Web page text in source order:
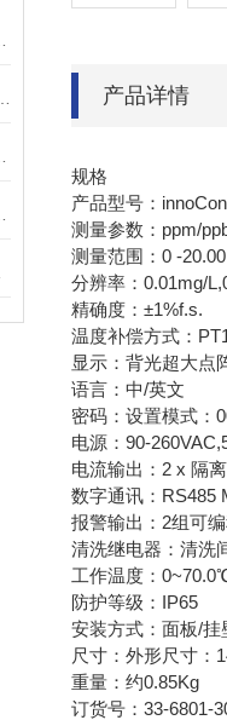
产品详情
规格
产品型号：
测量参数：ppm/
测量范围：0 -
分辨率：0.01mg/
精确度：±1%f.s.
温度补偿方式：
显示：背光超大点
语言：中/英文
密码：设置模式：
电源：90-
电流输出：2 x 隔
数字通讯：RS485
报警输出：2组可
清洗继电器：清洗
工作温度：
防护等级：IP65
安装方式：面板/挂
尺寸：外形尺寸：
重量：约0.85Kg
订货号：33-6801-